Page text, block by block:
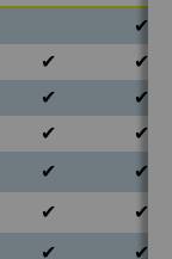
✔
✔
✔
✔
✔
✔
✔
✔
✔
✔
✔
✔ ✔